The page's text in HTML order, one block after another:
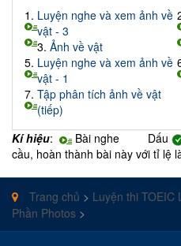
1. Luyện nghe và xem ảnh về
vật - 3
3. Ảnh về vật
5. Luyện nghe và xem ảnh về
vật - 1
7. Tập phân tích ảnh về vật
(tiếp)
Kí hiệu: Bài nghe Dấu
cầu, hoàn thành bài này với tỉ lệ
Trang chủ > Luyện thi TOEIC
Phần Photos >